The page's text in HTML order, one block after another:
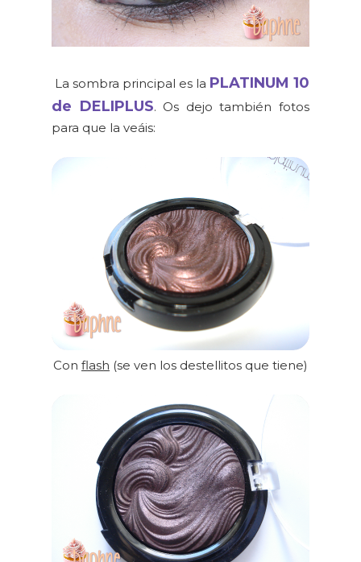
La sombra principal es la PLATINUM 10
de DELIPLUS. Os dejo también fotos
para que la veáis:
Con flash (se ven los destellitos que tiene)